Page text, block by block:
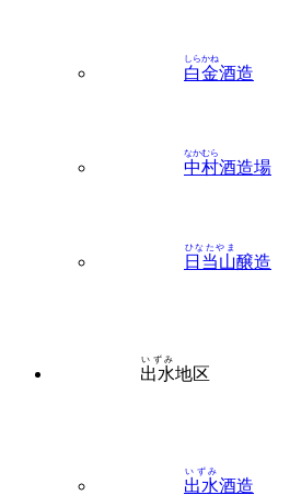
白金
しらかね
酒造
中村
なかむら
酒造場
日当山
ひなたやま
醸造
出水
いずみ
地区
出水
いずみ
酒造